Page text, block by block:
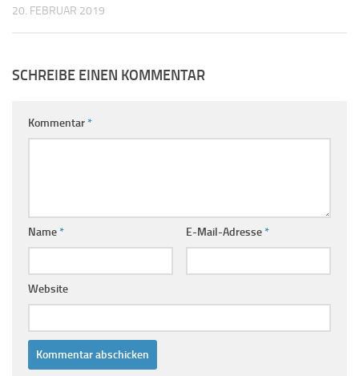
20. FEBRUAR 2019
SCHREIBE EINEN KOMMENTAR
Kommentar*
Name* E-Mail-Adresse*
Website